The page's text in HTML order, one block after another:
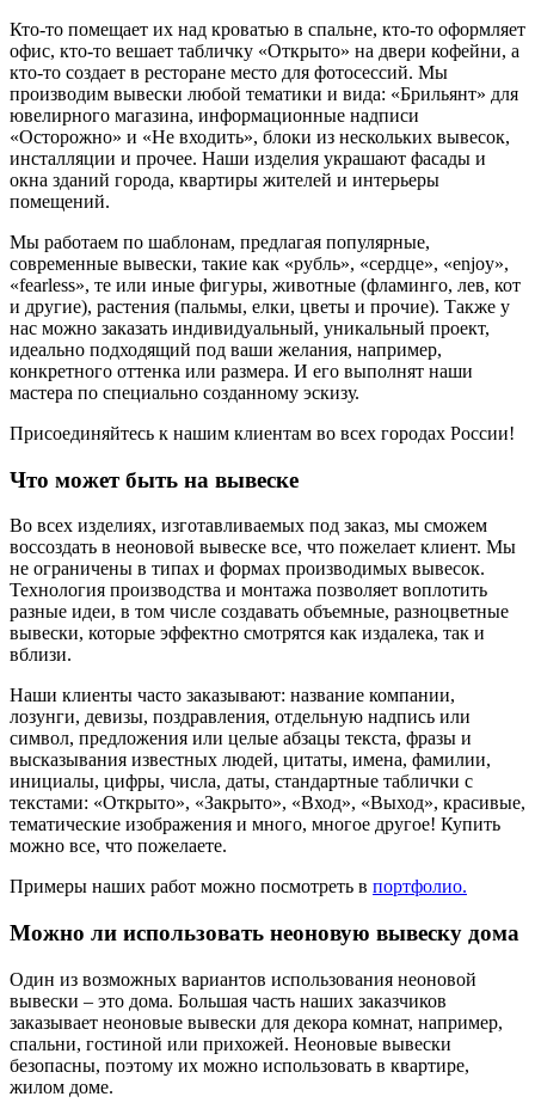
Кто-то помещает их над кроватью в спальне, кто-то оформляет
офис, кто-то вешает табличку «Открыто» на двери кофейни, а
кто-то создает в ресторане место для фотосессий. Мы
производим вывески любой тематики и вида: «Брильянт» для
ювелирного магазина, информационные надписи
«Осторожно» и «Не входить», блоки из нескольких вывесок,
инсталляции и прочее. Наши изделия украшают фасады и
окна зданий города, квартиры жителей и интерьеры
помещений.
Мы работаем по шаблонам, предлагая популярные,
современные вывески, такие как «рубль», «сердце», «enjoy»,
«fearless», те или иные фигуры, животные (фламинго, лев, кот
и другие), растения (пальмы, елки, цветы и прочие). Также у
нас можно заказать индивидуальный, уникальный проект,
идеально подходящий под ваши желания, например,
конкретного оттенка или размера. И его выполнят наши
мастера по специально созданному эскизу.
Присоединяйтесь к нашим клиентам во всех городах России!
Что может быть на вывеске
Во всех изделиях, изготавливаемых под заказ, мы сможем
воссоздать в неоновой вывеске все, что пожелает клиент. Мы
не ограничены в типах и формах производимых вывесок.
Технология производства и монтажа позволяет воплотить
разные идеи, в том числе создавать объемные, разноцветные
вывески, которые эффектно смотрятся как издалека, так и
вблизи.
Наши клиенты часто заказывают: название компании,
лозунги, девизы, поздравления, отдельную надпись или
символ, предложения или целые абзацы текста, фразы и
высказывания известных людей, цитаты, имена, фамилии,
инициалы, цифры, числа, даты, стандартные таблички с
текстами: «Открыто», «Закрыто», «Вход», «Выход», красивые,
тематические изображения и много, многое другое! Купить
можно все, что пожелаете.
Примеры наших работ можно посмотреть в портфолио.
Можно ли использовать неоновую вывеску дома
Один из возможных вариантов использования неоновой
вывески – это дома. Большая часть наших заказчиков
заказывает неоновые вывески для декора комнат, например,
спальни, гостиной или прихожей. Неоновые вывески
безопасны, поэтому их можно использовать в квартире,
жилом доме.